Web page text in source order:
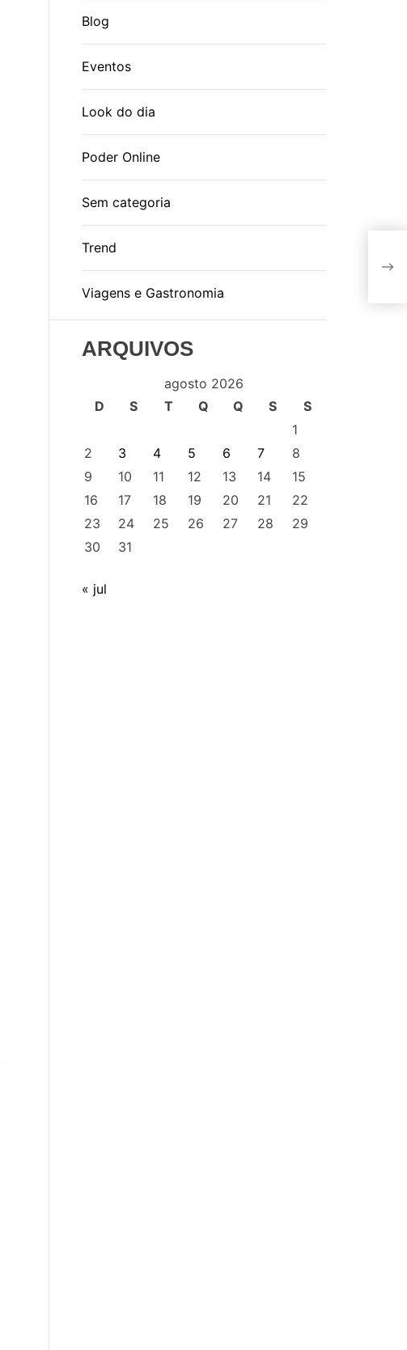
Blog
Eventos
Look do dia
Poder Online
Sem categoria
Trend
Viagens e Gastronomia
ARQUIVOS
agosto 2026
D
S T Q Q S
S
1
2
3 4 5 6 7
8
9
10 11 12 13 14
15
16
17 18 19 20 21
22
23
24 25 26 27 28
29
30
31
« jul